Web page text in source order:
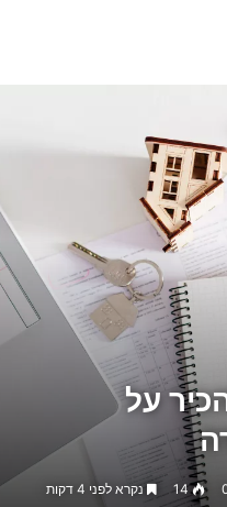
על
14 נקרא לפני 4 דקות